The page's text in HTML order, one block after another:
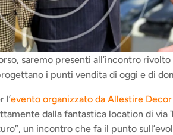
saremo presenti all’incontro
i punti vendita di oggi e di
l’evento organizzato da Allestire Decor
dalla fantastica location di via
un incontro che fa il punto